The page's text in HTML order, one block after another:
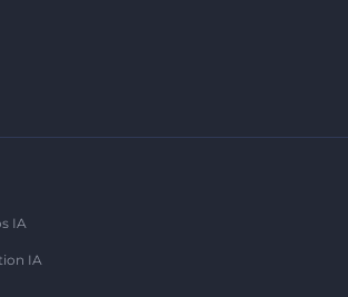
IA
IA